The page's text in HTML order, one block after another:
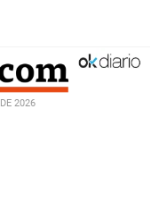
2026